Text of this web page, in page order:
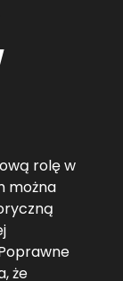
rolę w
można
że